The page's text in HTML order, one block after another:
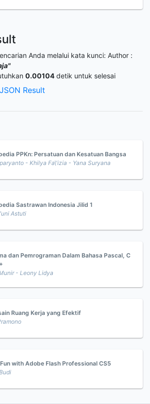
Anda melalui kata kunci: Author :
0.00104 detik untuk selesai
JSON Result
PPKn: Persatuan dan Kesatuan Bangsa
- Khilya Fa\'izia - Yana Suryana
Sastrawan Indonesia Jilid 1
Astuti
dan Pemrograman Dalam Bahasa Pascal, C
- Leony Lidya
Ruang Kerja yang Efektif
with Adobe Flash Professional CS5